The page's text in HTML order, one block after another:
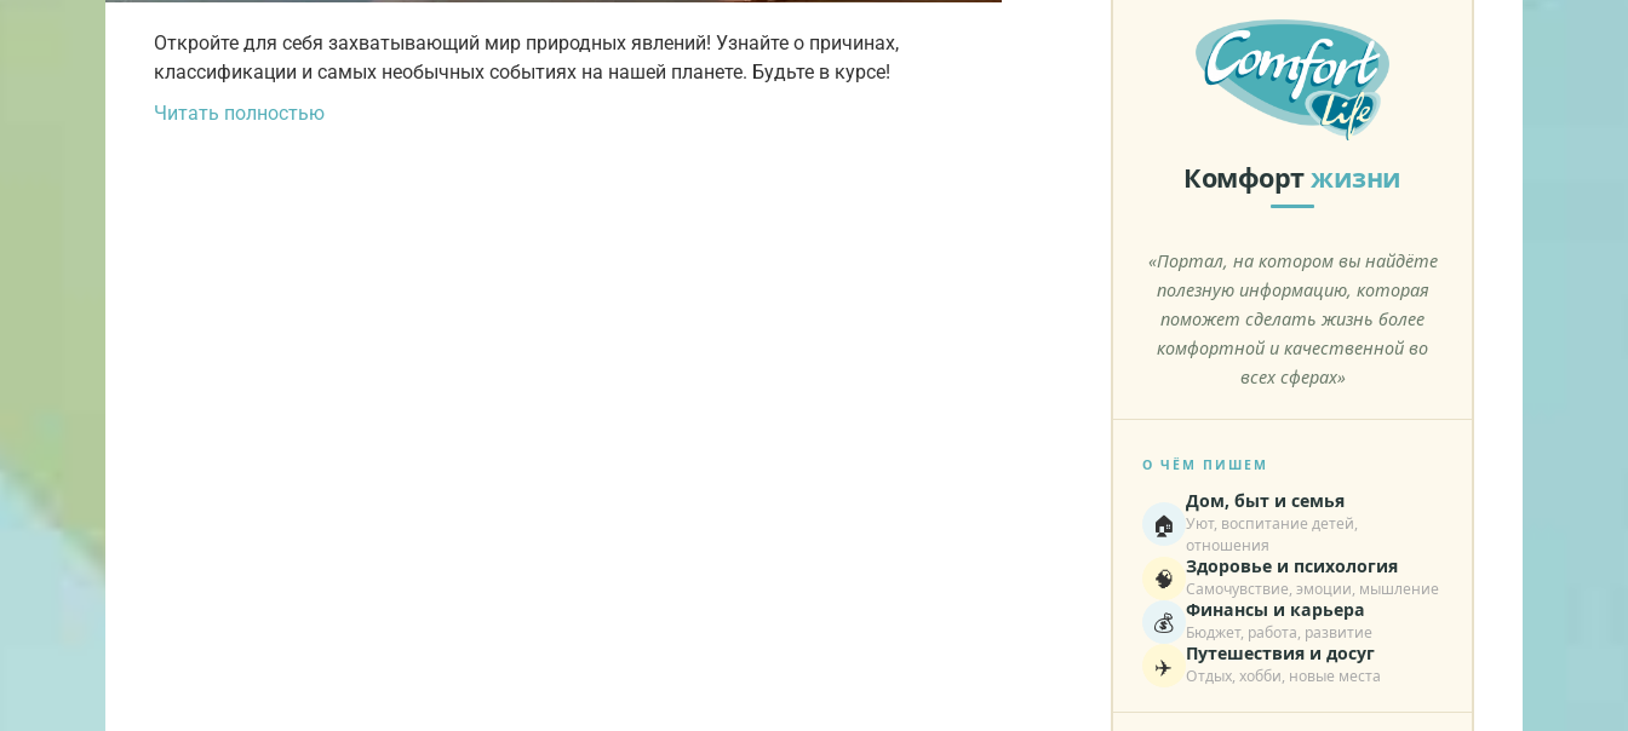
Откройте для себя захватывающий мир природных явлений! Узнайте о причинах,
классификации и самых необычных событиях на нашей планете. Будьте в курсе!
Читать полностью
Комфортжизни
«Портал, на котором вы найдёте
полезную информацию, которая
поможет сделать жизнь более
комфортной и качественной во
всех сферах»
О ЧЁМ ПИШЕМ
🏠
Дом, быт и семья
Уют, воспитание детей,
отношения
🧠 Здоровье и психология
Самочувствие, эмоции, мышление
💰 Финансы и карьера
Бюджет, работа, развитие
✈️ Путешествия и досуг
Отдых, хобби, новые места